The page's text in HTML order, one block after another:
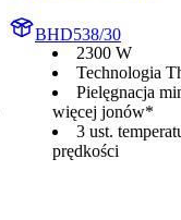
BHD538/30
2300 W
Technologia
Pielęgnacja
więcej jonów*
3 ust.
prędkości